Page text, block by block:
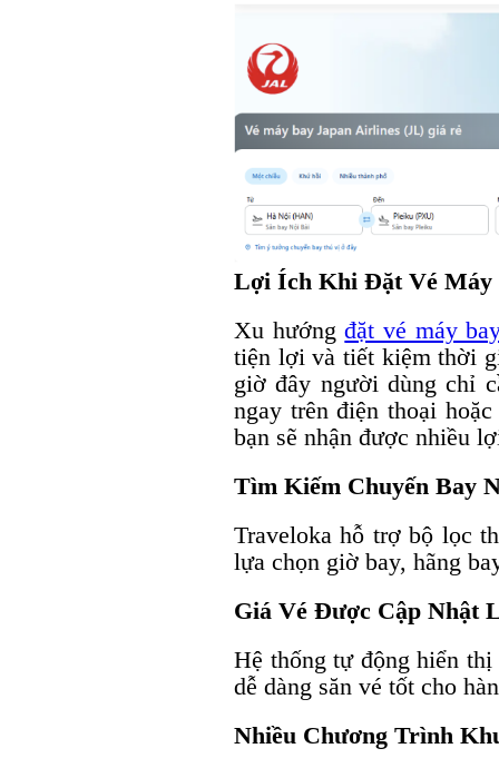
Lợi Ích Khi Đặt Vé Máy
Xu hướngđặt vé máy
tiện lợi và tiết kiệm thời
giờ đây người dùng chỉ
ngay trên điện thoại
bạn sẽ nhận được nhiều
Tìm Kiếm Chuyến Bay
Traveloka hỗ trợ bộ lọc
lựa chọn giờ bay, hãng
Giá Vé Được Cập Nhật
Hệ thống tự động hiển
dễ dàng săn vé tốt cho
Nhiều Chương Trình